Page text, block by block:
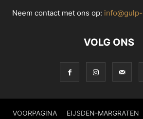
Neem contact met ons op:
VOLG ONS
VOORPAGINA EIJSDEN-MARGRATEN